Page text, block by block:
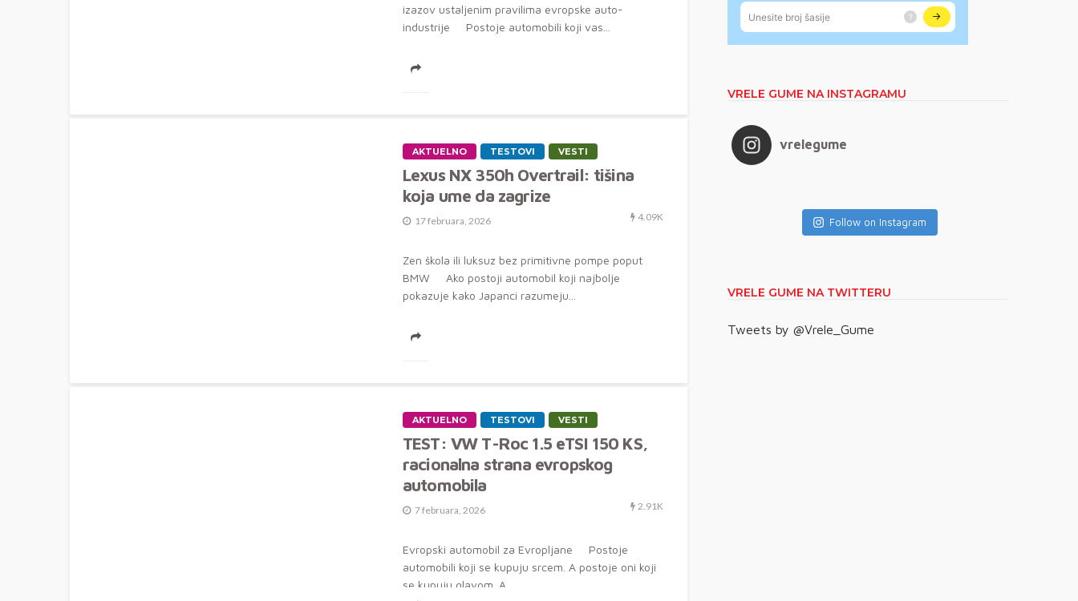
izazov ustaljenim pravilima evropske auto-
industrije Postoje automobili koji vas...
AKTUELNO TESTOVI VESTI
Lexus NX 350h Overtrail: tišina
koja ume da zagrize
17 februara, 2026 4.09K
Zen škola ili luksuz bez primitivne pompe poput
BMW Ako postoji automobil koji najbolje
pokazuje kako Japanci razumeju...
AKTUELNO TESTOVI VESTI
TEST: VW T-Roc 1.5 eTSI 150 KS,
racionalna strana evropskog
automobila
7 februara, 2026 2.91K
Evropski automobil za Evropljane Postoje
automobili koji se kupuju srcem. A postoje oni koji
se kupuju glavom. A...
VRELE GUME NA INSTAGRAMU
vrelegume
Follow on Instagram
VRELE GUME NA TWITTERU
Tweets by @Vrele_Gume